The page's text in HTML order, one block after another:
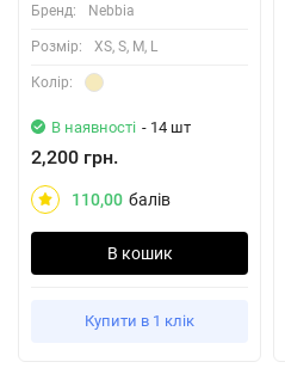
Бренд: Nebbia
Розмiр: XS, S, M, L
Колiр:
В наявності - 14 шт
2,200 грн.
110,00 балів
В кошик
Купити в 1 клік